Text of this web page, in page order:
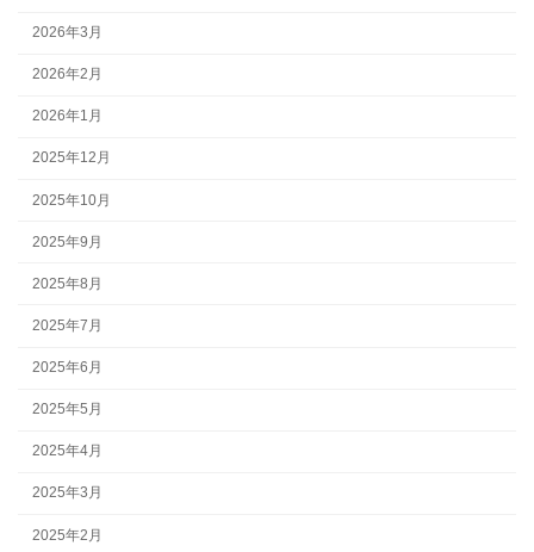
2026年3月
2026年2月
2026年1月
2025年12月
2025年10月
2025年9月
2025年8月
2025年7月
2025年6月
2025年5月
2025年4月
2025年3月
2025年2月